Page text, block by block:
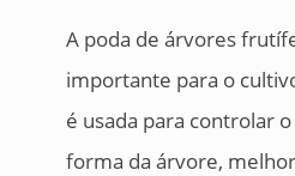
A poda de árvores
importante para o
é usada para controlar
forma da árvore,